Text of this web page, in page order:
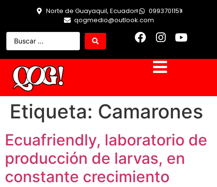
Norte de Guayaquil, Ecuador
0993701151
qogmedio@outlook.com
Etiqueta: Camarones
Ecuafriendly, laboratorio de
producción de larvas, en
constante crecimiento